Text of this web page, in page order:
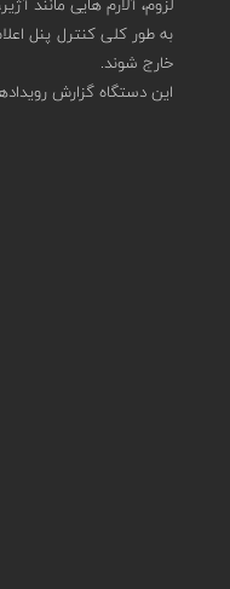
به طور کلی کنترل پنل
خارج شوند.
این دستگاه گزارش